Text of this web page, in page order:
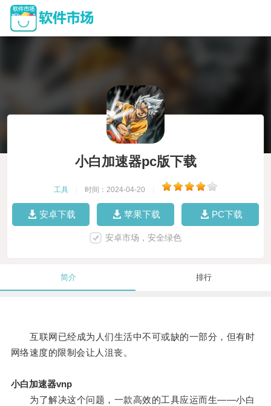
小白加速器pc版下载
工具 时间：2024-04-20
安卓下载 苹果下载 PC下载
安卓市场，安全绿色
简介 排行
互联网已经成为人们生活中不可或缺的一部分，但有时
网络速度的限制会让人沮丧。
小白加速器vnp
为了解决这个问题，一款高效的工具应运而生——小白